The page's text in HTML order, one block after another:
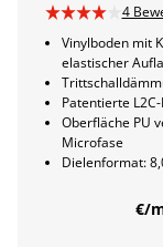
4
Vinylboden mit
elastischer
Patentierte
Oberfläche PU
Microfase
Dielenformat:
€/